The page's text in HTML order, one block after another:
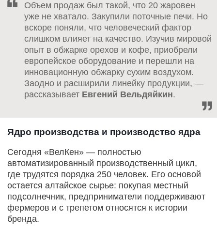
Объем продаж был такой, что 20 жаровен
уже не хватало. Закупили поточные печи. Но
вскоре поняли, что человеческий фактор
слишком влияет на качество. Изучив мировой
опыт в обжарке орехов и кофе, приобрели
европейское оборудование и перешли на
инновационную обжарку сухим воздухом.
Заодно и расширили линейку продукции, —
рассказывает Евгений Вельдяйкин.
Ядро производства и производство ядра
Сегодня «ВелКен» — полностью
автоматизированный производственный цикл,
где трудятся порядка 250 человек. Его основой
остается алтайское сырье: покупая местный
подсолнечник, предприниматели поддерживают
фермеров и с трепетом относятся к истории
бренда.